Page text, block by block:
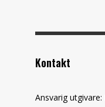
Kontakt
Ansvarig